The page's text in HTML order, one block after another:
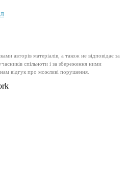
авторів матеріалів, а також не відповідає за
спільноти і за збереження ними
відгук про можливі порушення.